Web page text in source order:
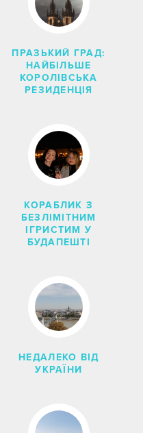
ПРАЗЬКИЙ ГРАД:
НАЙБІЛЬШЕ
КОРОЛІВСЬКА
РЕЗИДЕНЦІЯ
КОРАБЛИК З
БЕЗЛІМІТНИМ
ІГРИСТИМ У
БУДАПЕШТІ
НЕДАЛЕКО ВІД
УКРАЇНИ